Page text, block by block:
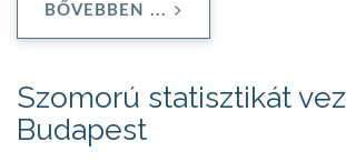
BŐVEBBEN ...
Szomorú statisztikát
Budapest